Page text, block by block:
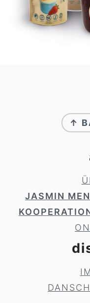
↑
JASMIN